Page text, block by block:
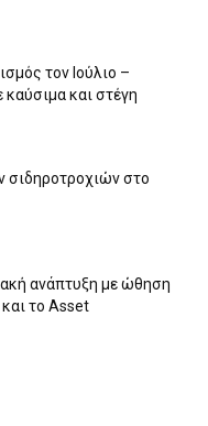
τον Ιούλιο –
καύσιμα και στέγη
σιδηροτροχιών στο
ανάπτυξη με ώθηση
το Asset